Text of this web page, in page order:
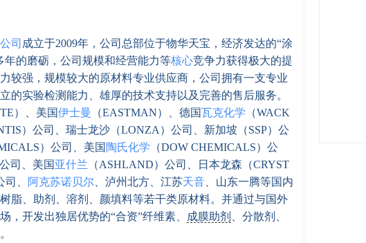
司 成立于2009年，公司总部位于物华天宝，经济发达的“涂
的磨砺，公司规模和经营能力等核心竞争力获得极大的提
较强，规模较大的原材料专业供应商，公司拥有一支专业
的实验检测能力、雄厚的技术支持以及完善的售后服务。
）、美国伊士曼 （EASTMAN）、德国瓦克化学 （WACK
）公司、瑞士龙沙（LONZA）公司、新加坡（SSP）公
）公司、美国 陶氏化学 （DOW CHEMICALS）公
司、美国 亚什兰 （ASHLAND）公司、日本龙森（CRYST
、
阿克苏诺贝尔 、泸州北方、江苏天音 、山东一腾等国内
脂、助剂、溶剂、颜填料等若干类原材料。并通过与国外
，开发出独居优势的“合资”纤维素、
成膜助剂
、分散剂、